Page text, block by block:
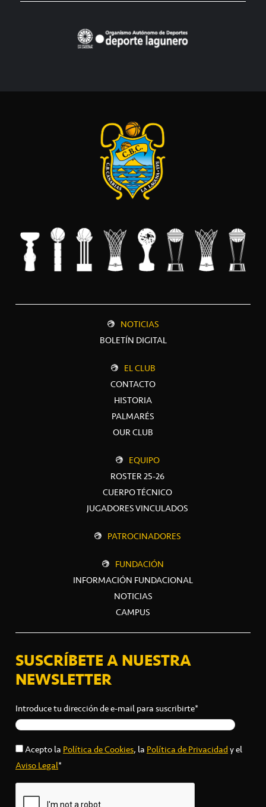
NOTICIAS
BOLETÍN DIGITAL
EL CLUB
CONTACTO
HISTORIA
PALMARÉS
OUR CLUB
EQUIPO
ROSTER 25-26
CUERPO TÉCNICO
JUGADORES VINCULADOS
PATROCINADORES
FUNDACIÓN
INFORMACIÓN FUNDACIONAL
NOTICIAS
CAMPUS
SUSCRÍBETE A NUESTRA
NEWSLETTER
Introduce tu dirección de e-mail para suscribirte*
Acepto laPolítica de Cookies, laPolítica de Privacidady el
Aviso Legal*